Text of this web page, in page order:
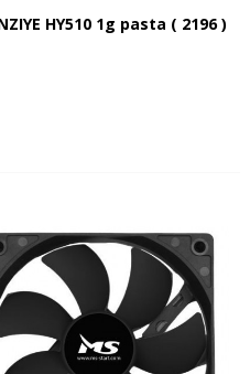
HY510 1g pasta ( 2196 )